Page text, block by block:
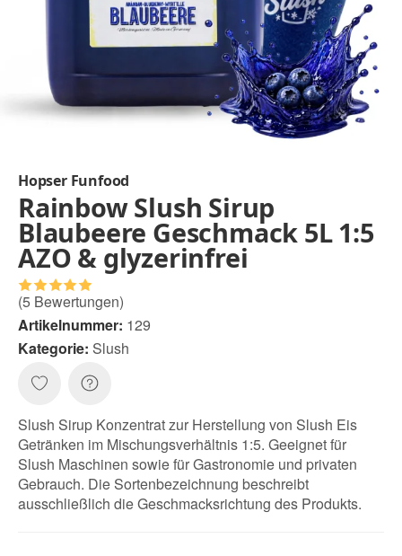
Hopser Funfood
Rainbow Slush Sirup
Blaubeere Geschmack 5L 1:5
AZO & glyzerinfrei
(5 Bewertungen)
Artikelnummer: 129
Kategorie: Slush
Slush Sirup Konzentrat zur Herstellung von Slush Eis
Getränken im Mischungsverhältnis 1:5. Geeignet für
Slush Maschinen sowie für Gastronomie und privaten
Gebrauch. Die Sortenbezeichnung beschreibt
ausschließlich die Geschmacksrichtung des Produkts.